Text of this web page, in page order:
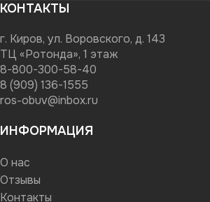
КОНТАКТЫ
г. Киров, ул. Воровского, д. 143
ТЦ «Ротонда», 1 этаж
8-800-300-58-40
8 (909) 136-1555
ros-obuv@inbox.ru
ИНФОРМАЦИЯ
О нас
Отзывы
Контакты